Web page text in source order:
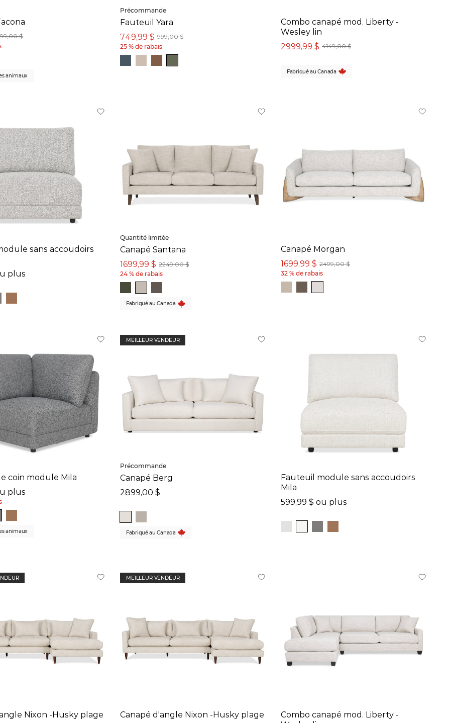
$
animaux
Précommande
Fauteuil Yara
999,00 $
749,99 $
25 % de rabais
Combo canapé mod. Liberty -
Wesley lin
4149,00 $
2999,99 $
Fabriqué au Canada
sans accoudoirs
plus
Quantité limitée
Canapé Santana
2249,00 $
1699,99 $
24 % de rabais
Fabriqué au Canada
Canapé Morgan
2499,00 $
1699,99 $
32 % de rabais
coin module Mila
plus
animaux
MEILLEUR VENDEUR
Précommande
Canapé Berg
2899,00 $
Fabriqué au Canada
Fauteuil module sans accoudoirs
Mila
599,99 $ ou plus
Nixon -Husky plage
MEILLEUR VENDEUR
Canapé d'angle Nixon -Husky plage
Combo canapé mod. Liberty -